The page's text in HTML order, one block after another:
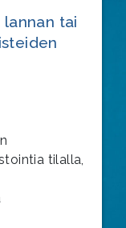
tai
tilalla,